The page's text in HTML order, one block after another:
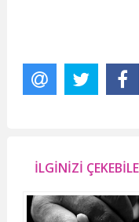
İLGİNİZİ